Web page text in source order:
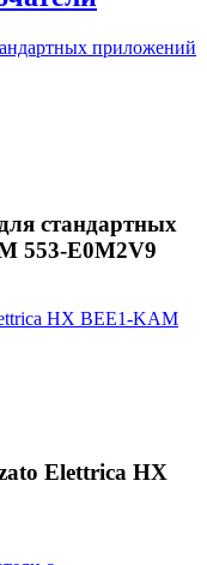
стандартных
553-E0M2V9
Elettrica HX